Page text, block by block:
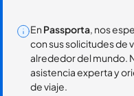
En Passporta, nos
con sus solicitudes de
alrededor del mundo.
asistencia experta y
de viaje.